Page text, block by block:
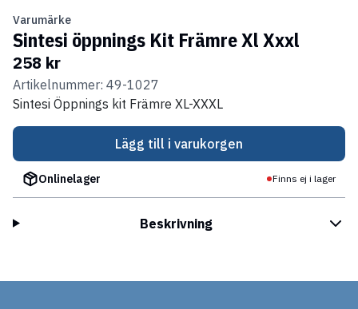
Varumärke
Sintesi öppnings Kit Främre Xl Xxxl
258 kr
Artikelnummer: 49-1027
Sintesi Öppnings kit Främre XL-XXXL
Lägg till i varukorgen
Onlinelager Finns ej i lager
Beskrivning